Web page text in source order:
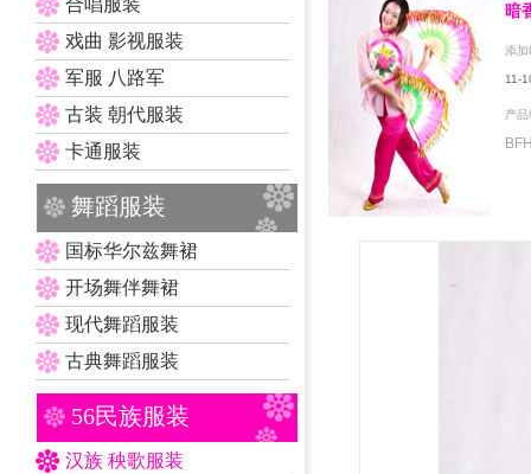
合唱服装
戏曲 影视服装
军服 八路军
古装 朝代服装
卡通服装
舞蹈服装
国标华尔兹舞裙
开场舞伴舞裙
现代舞蹈服装
古典舞蹈服装
56民族服装
汉族 秧歌服装
暗
添加
11-
产